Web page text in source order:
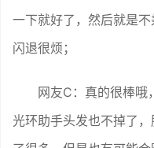
一下就好了，然后就是
闪退很烦；
网友C：真的很棒哦
光环助手头发也不掉了